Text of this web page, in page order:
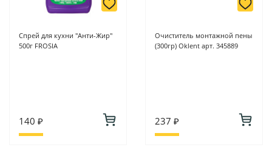
Спрей для кухни "Анти-Жир"
500г FROSIA
140 ₽
Очиститель монтажной пены
(300гр) Oklent арт. 345889
237 ₽